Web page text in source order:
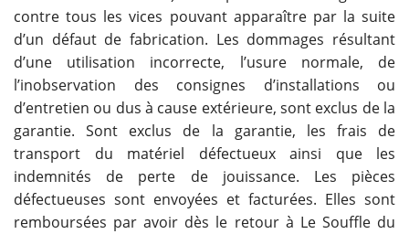
contre tous les vices pouvant apparaître par la suite
d’un défaut de fabrication. Les dommages résultant
d’une utilisation incorrecte, l’usure normale, de
l’inobservation des consignes d’installations ou
d’entretien ou dus à cause extérieure, sont exclus de la
garantie. Sont exclus de la garantie, les frais de
transport du matériel défectueux ainsi que les
indemnités de perte de jouissance. Les pièces
défectueuses sont envoyées et facturées. Elles sont
remboursées par avoir dès le retour à Le Souffle du